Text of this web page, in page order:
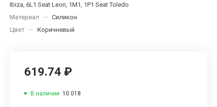
Ibiza, 6L1 Seat Leon, 1M1, 1P1 Seat Toledo
Материал
— Силикон
Цвет — Коричневый
619.74 ₽
В наличии 10 018